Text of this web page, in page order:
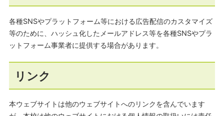
各種SNSやプラットフォーム等における広告配信のカスタマイズ
等のために、ハッシュ化したメールアドレス等を各種SNSやプラ
ットフォーム事業者に提供する場合があります。
リンク
本ウェブサイトは他のウェブサイトへのリンクを含んでいます